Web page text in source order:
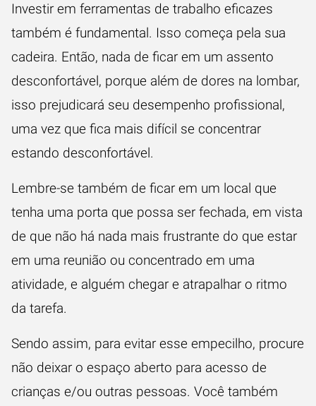
Investir em ferramentas de trabalho eficazes
também é fundamental. Isso começa pela sua
cadeira. Então, nada de ficar em um assento
desconfortável, porque além de dores na lombar,
isso prejudicará seu desempenho profissional,
uma vez que fica mais difícil se concentrar
estando desconfortável.
Lembre-se também de ficar em um local que
tenha uma porta que possa ser fechada, em vista
de que não há nada mais frustrante do que estar
em uma reunião ou concentrado em uma
atividade, e alguém chegar e atrapalhar o ritmo
da tarefa.
Sendo assim, para evitar esse empecilho, procure
não deixar o espaço aberto para acesso de
crianças e/ou outras pessoas. Você também